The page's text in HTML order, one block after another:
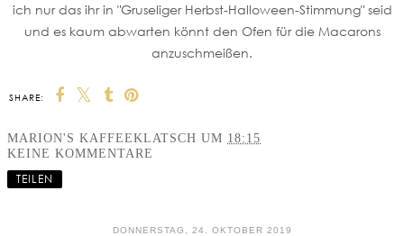
ich nur das ihr in "Gruseliger Herbst-Halloween-Stimmung" seid
und es kaum abwarten könnt den Ofen für die Macarons
anzuschmeißen.
SHARE:
MARION'S KAFFEEKLATSCH UM 18:15
KEINE KOMMENTARE
TEILEN
DONNERSTAG, 24. OKTOBER 2019